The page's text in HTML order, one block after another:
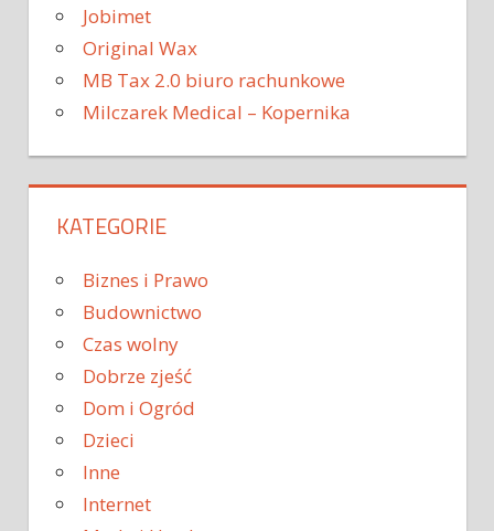
Jobimet
Original Wax
MB Tax 2.0 biuro rachunkowe
Milczarek Medical – Kopernika
KATEGORIE
Biznes i Prawo
Budownictwo
Czas wolny
Dobrze zjeść
Dom i Ogród
Dzieci
Inne
Internet